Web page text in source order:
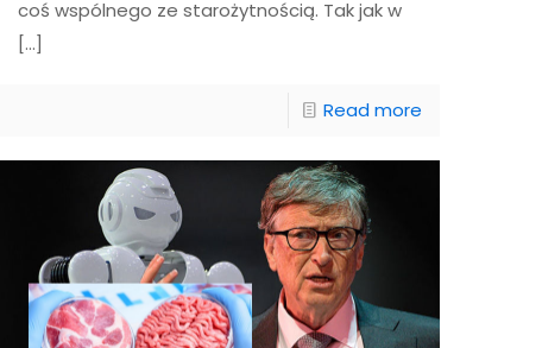
coś wspólnego ze starożytnością. Tak jak w
[…]
Read more